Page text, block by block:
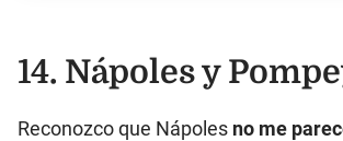
14. Nápoles y
Reconozco que Nápoles no me